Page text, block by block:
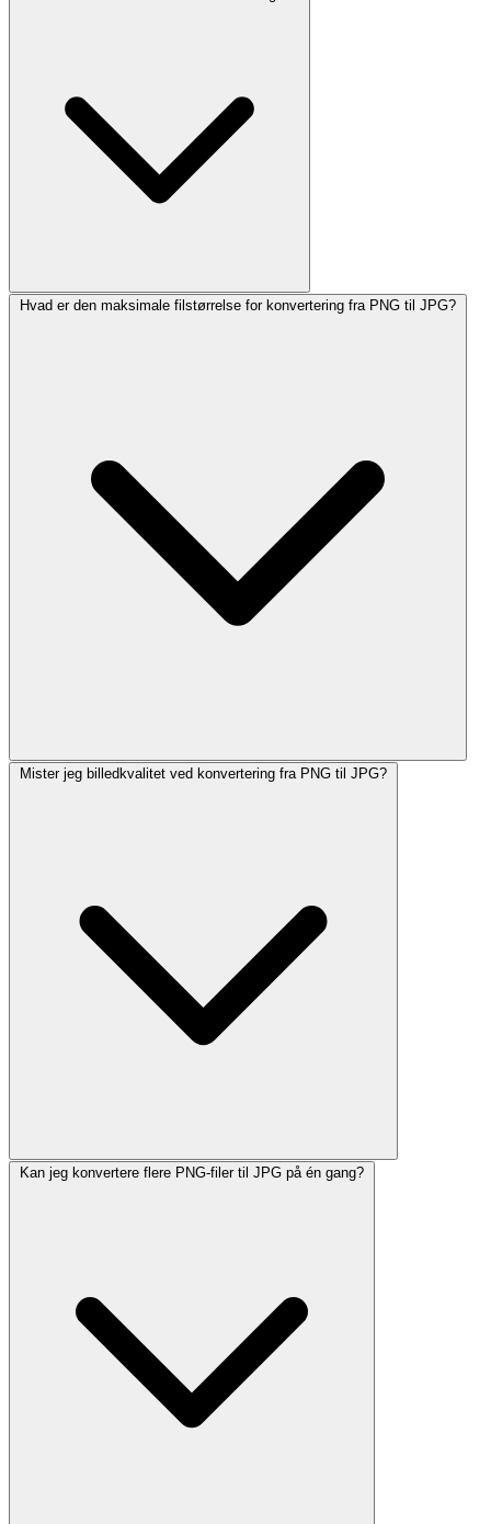
Hvad er den maksimale filstørrelse for konvertering fra PNG til JPG?
Mister jeg billedkvalitet ved konvertering fra PNG til JPG?
Kan jeg konvertere flere PNG-filer til JPG på én gang?